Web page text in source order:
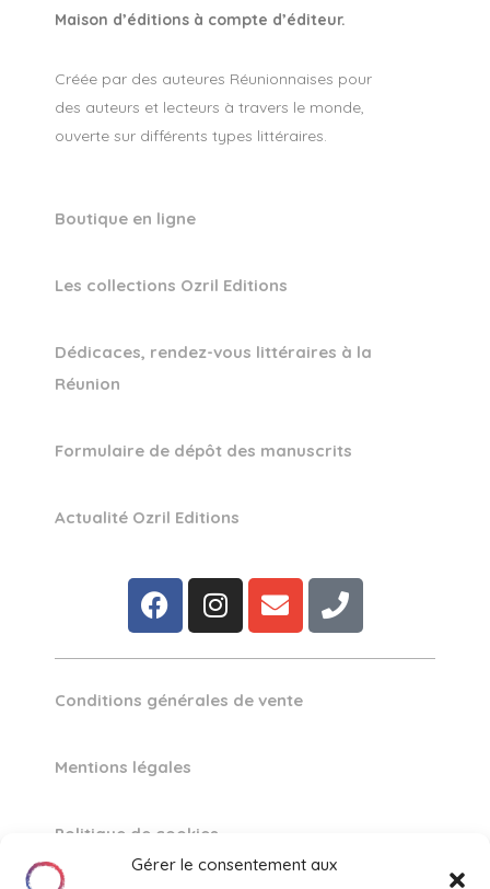
Gérer le consentement aux
Maison d’éditions à compte d’éditeur.
Créée par des auteures Réunionnaises pour
des auteurs et lecteurs à travers le monde,
ouverte sur différents types littéraires.
Boutique en ligne
Les collections Ozril Editions
Dédicaces, rendez-vous littéraires à la
Réunion
Formulaire de dépôt des manuscrits
Actualité Ozril Editions
Conditions générales de vente
Mentions légales
Politique de cookies